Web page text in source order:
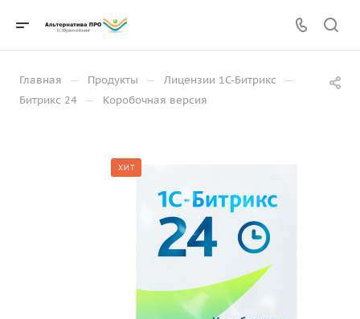
Главная — Продукты — Лицензии 1С-Битрикс —
Битрикс 24 — Коробочная версия
ХИТ